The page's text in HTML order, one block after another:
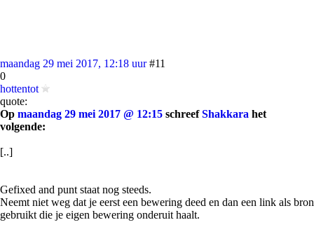
maandag 29 mei 2017, 12:18 uur #11
0
hottentot
quote:
Op maandag 29 mei 2017 @ 12:15 schreefShakkara het
volgende:
[..]
Gefixed and punt staat nog steeds.
Neemt niet weg dat je eerst een bewering deed en dan een link als bron
gebruikt die je eigen bewering onderuit haalt.